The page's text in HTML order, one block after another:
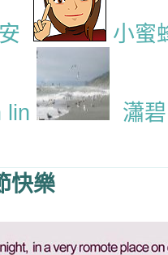
小蜜
lin
瀟碧
快樂